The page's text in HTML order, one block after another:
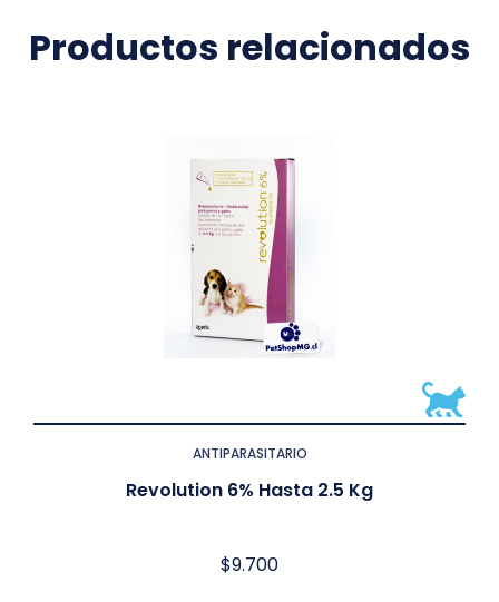
Productos relacionados
ANTIPARASITARIO
Revolution 6% Hasta 2.5 Kg
$9.700